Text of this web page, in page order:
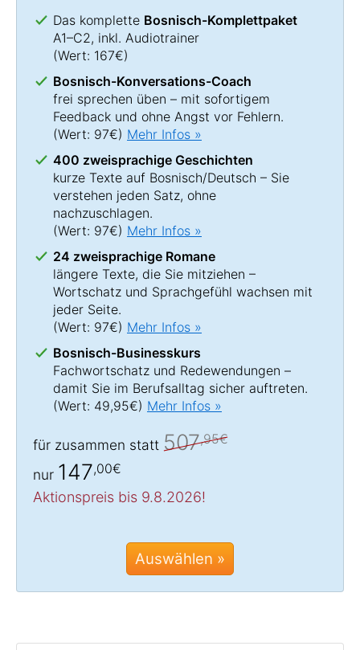
Das komplette Bosnisch-Komplettpaket
A1–C2, inkl. Audiotrainer
(Wert: 167€)
Bosnisch-Konversations-Coach
frei sprechen üben – mit sofortigem
Feedback und ohne Angst vor Fehlern.
(Wert: 97€) Mehr Infos »
400 zweisprachige Geschichten
kurze Texte auf Bosnisch/Deutsch – Sie
verstehen jeden Satz, ohne
nachzuschlagen.
(Wert: 97€) Mehr Infos »
24 zweisprachige Romane
längere Texte, die Sie mitziehen –
Wortschatz und Sprachgefühl wachsen mit
jeder Seite.
(Wert: 97€) Mehr Infos »
Bosnisch-Businesskurs
Fachwortschatz und Redewendungen –
damit Sie im Berufsalltag sicher auftreten.
(Wert: 49,95€) Mehr Infos »
für zusammen statt 507,95€
nur 147,00€
Aktionspreis bis 9.8.2026!
Auswählen »